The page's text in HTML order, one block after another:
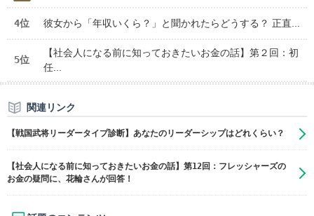
4位 彼女から「年収いくら？」と聞かれたらどうする？ 正直...
5位
【社会人になる前に知っておきたいお金の話】第２回：初
任...
関連リンク
【戦国武将リーダータイプ診断】あなたのリーダーシップはどれくらい？
【社会人になる前に知っておきたいお金の話】第12回：フレッシャーズの
お金の疑問に、花輪さんが回答！